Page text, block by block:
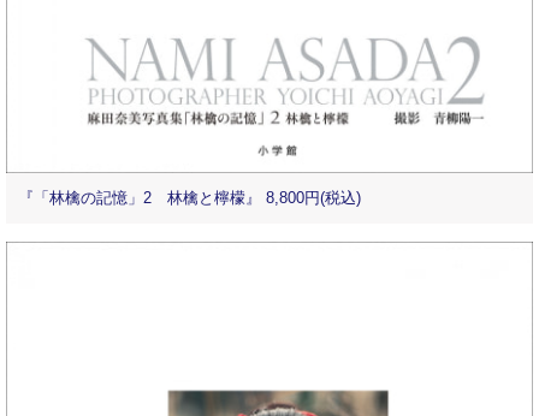
『「林檎の記憶」2 林檎と檸檬』 8,800円(税込)